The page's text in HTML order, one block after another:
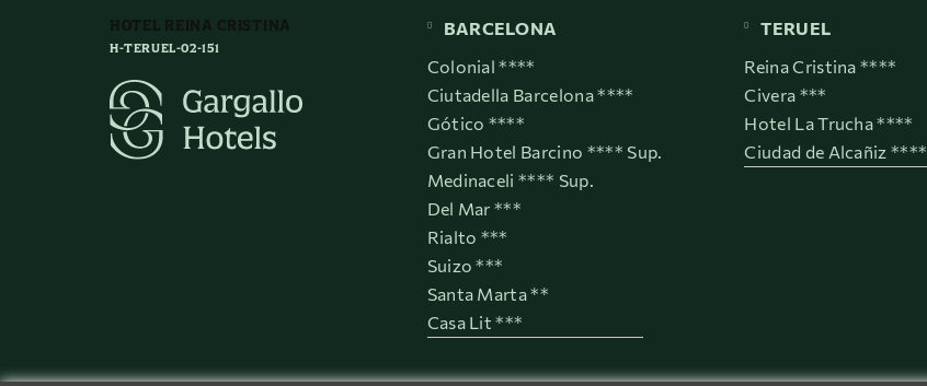
HOTEL REINA CRISTINA
H-TERUEL-02-151
BARCELONA
Colonial ****
Ciutadella Barcelona ****
Gótico ****
Gran Hotel Barcino **** Sup.
Medinaceli **** Sup.
Del Mar ***
Rialto ***
Suizo ***
Santa Marta **
Casa Lit ***
TERUEL
Reina Cristina ****
Civera ***
Hotel La Trucha ****
Ciudad de Alcañiz ****